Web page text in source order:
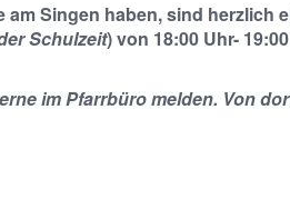
Singen haben, sind herzlich
Schulzeit) von 18:00 Uhr-
im Pfarrbüro melden. Von